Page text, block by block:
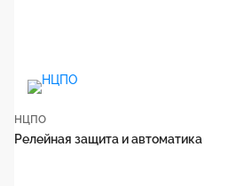
НЦПО
Релейная защита и автоматика